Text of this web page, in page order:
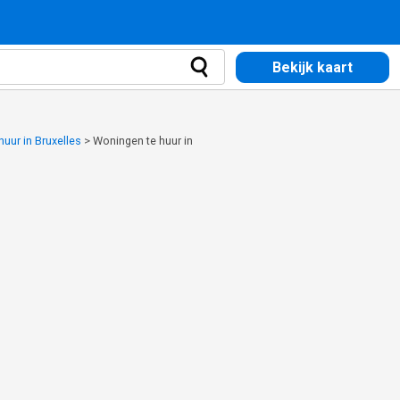
Bekijk kaart
in Bruxelles > Woningen te huur in